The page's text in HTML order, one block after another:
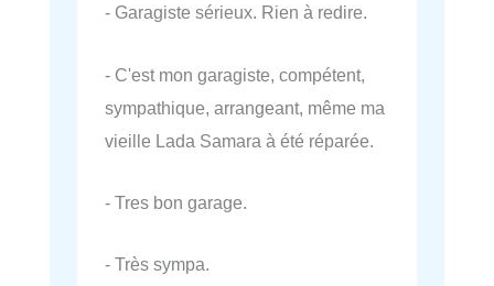
- Garagiste sérieux. Rien à redire.
- C'est mon garagiste, compétent,
sympathique, arrangeant, même ma
vieille Lada Samara à été réparée.
- Tres bon garage.
- Très sympa.